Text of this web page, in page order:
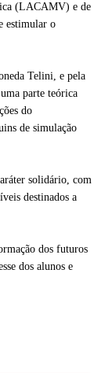
(LACAMV) e de
estimular o
Telini, e pela
parte teórica
do
de simulação
solidário, com
destinados a
dos futuros
dos alunos e